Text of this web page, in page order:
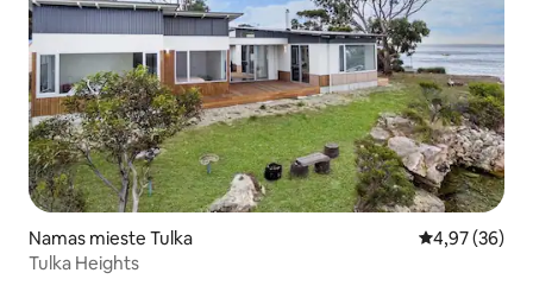
Namas mieste Tulka Vidutinis
4,97 (36)
Tulka Heights